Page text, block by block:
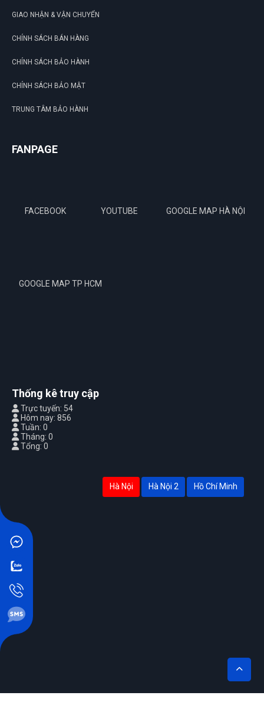
GIAO NHẬN & VẬN CHUYỂN
CHÍNH SÁCH BÁN HÀNG
CHÍNH SÁCH BẢO HÀNH
CHÍNH SÁCH BẢO MẬT
TRUNG TÂM BẢO HÀNH
FANPAGE
FACEBOOK YOUTUBE GOOGLE MAP HÀ NỘI
GOOGLE MAP TP HCM
Thống kê truy cập
Trực tuyến: 54
Hôm nay: 856
Tuần: 0
Tháng: 0
Tổng: 0
Hà Nội Hà Nội 2 Hồ Chí Minh